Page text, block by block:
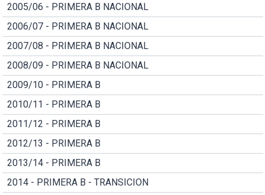
2005/06 - PRIMERA B NACIONAL
2006/07 - PRIMERA B NACIONAL
2007/08 - PRIMERA B NACIONAL
2008/09 - PRIMERA B NACIONAL
2009/10 - PRIMERA B
2010/11 - PRIMERA B
2011/12 - PRIMERA B
2012/13 - PRIMERA B
2013/14 - PRIMERA B
2014 - PRIMERA B - TRANSICION